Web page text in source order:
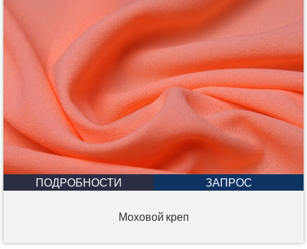
ПОДРОБНОСТИ ЗАПРОС
Моховой креп